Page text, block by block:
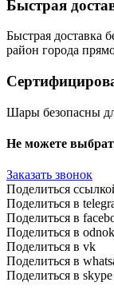
Быстрая
Быстрая доставка
район города
Шары безопасны
Не можете
Заказать звонок
Поделиться
Поделиться в
Поделиться в
Поделиться в
Поделиться в vk
Поделиться в
Поделиться в skype